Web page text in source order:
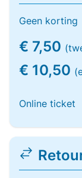
Geen korting
€ 7,50
€ 10,50
Online ticket